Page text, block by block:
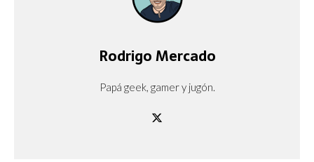
Rodrigo Mercado
Papá geek, gamer y jugón.